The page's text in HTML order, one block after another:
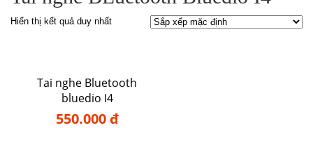
Hiển thị kết quả duy nhất
Tai nghe Bluetooth
bluedio I4
550.000 đ